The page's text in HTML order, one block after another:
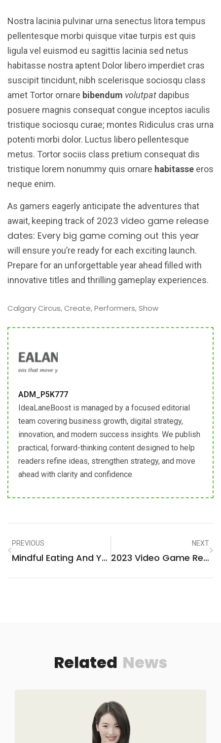
Nostra lacinia pulvinar urna senectus litora tempus
pellentesque morbi quisque vitae turpis est quis
ligula vel euismod eu sagittis lacinia sed netus
habitasse nostra aptent Dolor libero imperdiet cras
suscipit tincidunt, nibh scelerisque sociosqu class
amet Tortor ornare bibendum volutpat dapibus
posuere magnis consequat congue inceptos iaculis
tristique sociosqu curae; montes Ridiculus cras urna
potenti morbi dolor. Luctus libero pellentesque
metus. Tortor sociis class pretium consequat dis
tristique lorem nonummy quis ornare habitasse eros
neque enim.
As gamers eagerly anticipate the adventures that
await, keeping track of 2023 video game release
dates: Every big game coming out this year
will ensure you’re ready for each exciting launch.
Prepare for an unforgettable year ahead filled with
innovative titles and thrilling gameplay experiences.
Calgary Circus, Create, Performers, Show
ADM_P5K777
IdeaLaneBoost is managed by a focused editorial
team covering business growth, digital strategy,
innovation, and modern success insights. We publish
practical, forward-thinking content designed to help
readers refine ideas, strengthen strategy, and move
ahead with clarity and confidence.
PREVIOUS
Mindful Eating And Yoga: Diet Tips, Exercises To Support A Healthy Heart
NEXT
2023 Video Game Release Dates: Every Big Game Coming Out This Year
Related News